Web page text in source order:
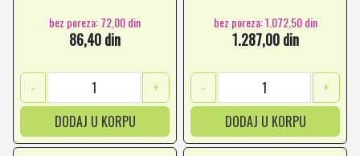
bez poreza: 72,00 din
86,40 din
-
+
DODAJ U KORPU
bez poreza: 1.072,50 din
1.287,00 din
-
+
DODAJ U KORPU